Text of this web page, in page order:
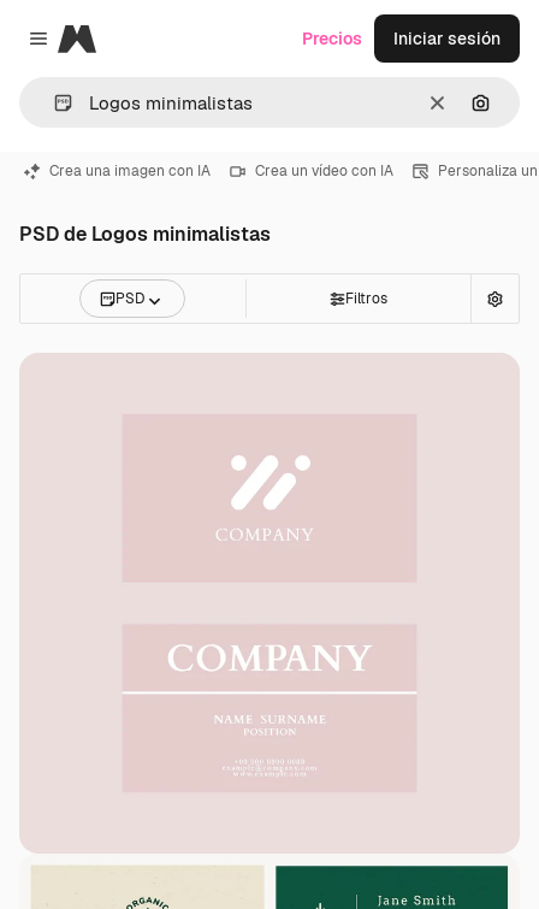
Close menu
Magnific
Borrar
Precios Iniciar sesión
Crea una imagen con IA Crea un vídeo con IA Personaliza
PSD de Logos minimalistas
PSD Filtros